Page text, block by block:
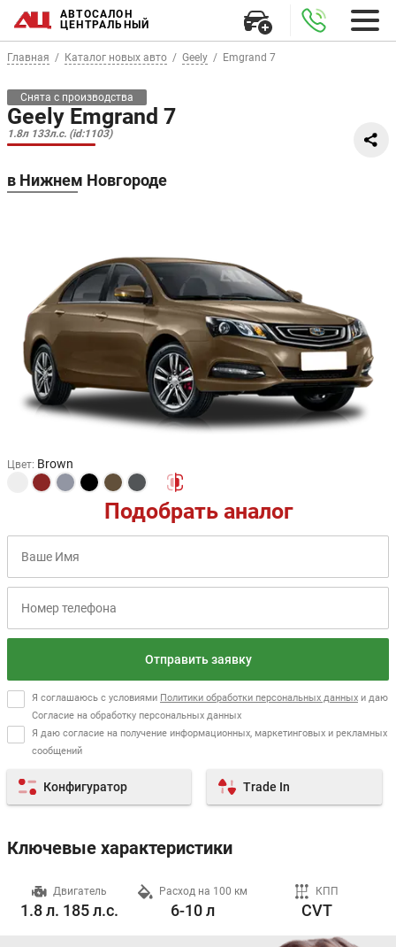
АВТОСАЛОН
ЦЕНТРАЛЬНЫЙ
Главная Каталог новых авто Geely Emgrand 7
Снята с производства
Geely Emgrand 7
1.8л 133л.с. (id:1103)
в Нижнем Новгороде
Цвет: Brown
Подобрать аналог
Отправить заявку
Я соглашаюсь с условиями Политики обработки персональных данных и даю
Согласие на обработку персональных данных
Я даю согласие на получение информационных, маркетинговых и рекламных
сообщений
Конфигуратор Trade In
Ключевые характеристики
Двигатель
1.8 л. 185 л.с.
Расход на 100 км
6-10 л
КПП
CVT